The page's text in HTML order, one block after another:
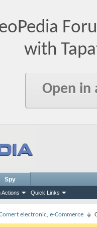
with
Open in
Actions Quick Links
Spy
electronic, e-Commerce